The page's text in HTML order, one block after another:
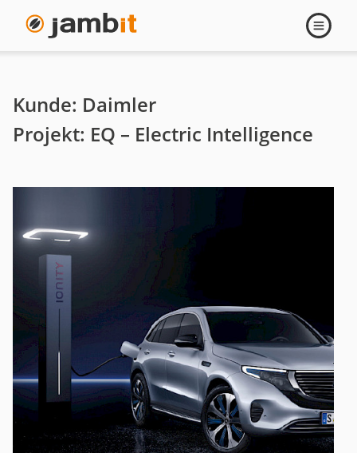
Daimler
EQ
Entwicklung
Servicelandschaft
für
mobiles
Aufladen
öffnen
Kunde: Daimler
Projekt: EQ – Electric Intelligence